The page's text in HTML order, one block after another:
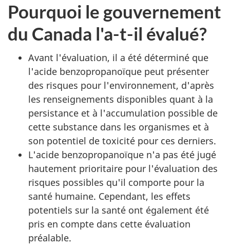
Pourquoi le gouvernement
du Canada l'a-t-il évalué?
Avant l'évaluation, il a été déterminé que
l'acide benzopropanoïque peut présenter
des risques pour l'environnement, d'après
les renseignements disponibles quant à la
persistance et à l'accumulation possible de
cette substance dans les organismes et à
son potentiel de toxicité pour ces derniers.
L'acide benzopropanoïque n'a pas été jugé
hautement prioritaire pour l'évaluation des
risques possibles qu'il comporte pour la
santé humaine. Cependant, les effets
potentiels sur la santé ont également été
pris en compte dans cette évaluation
préalable.